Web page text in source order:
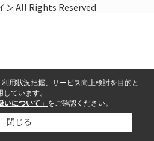
ン All Rights Reserved
用状況把握、サービス向上検討を目的と
ています。
いについて」 をご確認ください。
閉じる